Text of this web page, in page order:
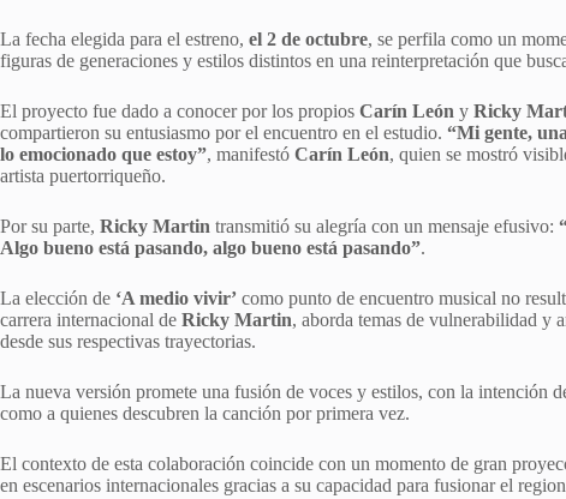
La fecha elegida para el estreno, el 2 de octubre, se perfila como un
figuras de generaciones y estilos distintos en una reinterpretación que
El proyecto fue dado a conocer por los propios Carín León y Ricky
compartieron su entusiasmo por el encuentro en el estudio. “Mi gente,
lo emocionado que estoy”, manifestó Carín León, quien se mostró
artista puertorriqueño.
Por su parte, Ricky Martin transmitió su alegría con un mensaje efusivo:
Algo bueno está pasando, algo bueno está pasando”.
La elección de ‘A medio vivir’ como punto de encuentro musical no
carrera internacional de Ricky Martin, aborda temas de vulnerabilidad y
desde sus respectivas trayectorias.
La nueva versión promete una fusión de voces y estilos, con la intención
como a quienes descubren la canción por primera vez.
El contexto de esta colaboración coincide con un momento de gran
en escenarios internacionales gracias a su capacidad para fusionar el